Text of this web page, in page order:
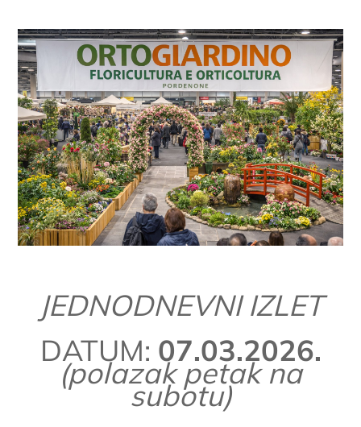
JEDNODNEVNI IZLET
DATUM: 07.03.2026.
(polazak petak na
subotu)